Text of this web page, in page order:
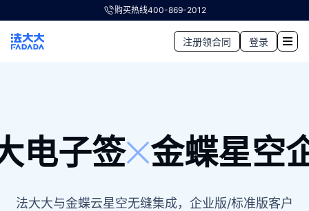
购买热线400-869-2012
注册领合同 登录
电子签 金蝶星空
法大大与金蝶云星空无缝集成，企业版/标准版客户